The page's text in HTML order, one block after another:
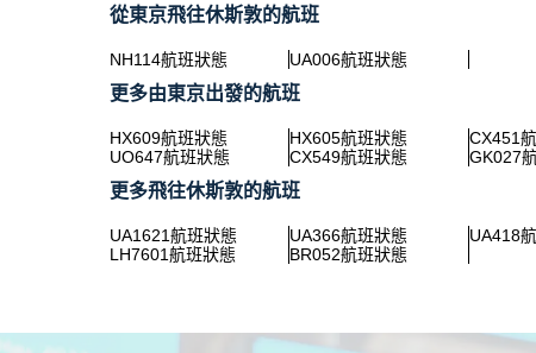
從東京飛往休斯敦的航班
NH114航班狀態 UA006航班狀態
更多由東京出發的航班
HX609航班狀態 HX605航班狀態 CX451
UO647航班狀態
CX549航班狀態 GK027
更多飛往休斯敦的航班
UA1621航班狀態 UA366航班狀態 UA418
LH7601航班狀態
BR052航班狀態